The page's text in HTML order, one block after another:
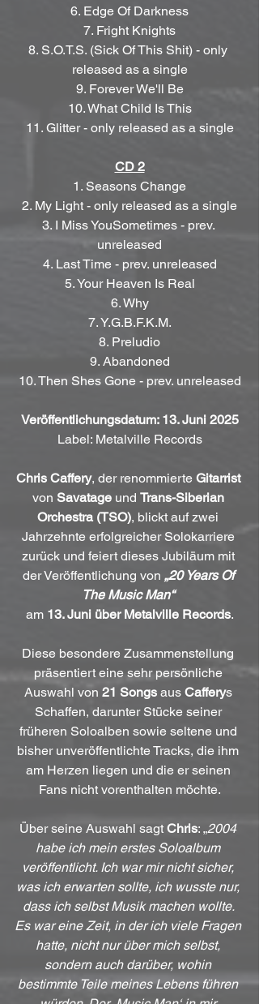
6. Edge Of Darkness
7. Fright Knights
8. S.O.T.S. (Sick Of This Shit) - only
released as a single
9. Forever We'll Be
10. What Child Is This
11. Glitter - only released as a single
CD 2
1. Seasons Change
2. My Light - only released as a single
3. I Miss YouSometimes - prev.
unreleased
4. Last Time - prev. unreleased
5. Your Heaven Is Real
6. Why
7. Y.G.B.F.K.M.
8. Preludio
9. Abandoned
10. Then Shes Gone - prev. unreleased
Veröffentlichungsdatum: 13. Juni 2025
Label: Metalville Records
Chris Caffery, der renommierte Gitarrist
von Savatage und Trans-Siberian
Orchestra (TSO), blickt auf zwei
Jahrzehnte erfolgreicher Solokarriere
zurück und feiert dieses Jubiläum mit
der Veröffentlichung von „20 Years Of
The Music Man“
am 13. Juni über Metalville Records.
Diese besondere Zusammenstellung
präsentiert eine sehr persönliche
Auswahl von 21 Songs aus Cafferys
Schaffen, darunter Stücke seiner
früheren Soloalben sowie seltene und
bisher unveröffentlichte Tracks, die ihm
am Herzen liegen und die er seinen
Fans nicht vorenthalten möchte.
Über seine Auswahl sagt Chris: „2004
habe ich mein erstes Soloalbum
veröffentlicht. Ich war mir nicht sicher,
was ich erwarten sollte, ich wusste nur,
dass ich selbst Musik machen wollte.
Es war eine Zeit, in der ich viele Fragen
hatte, nicht nur über mich selbst,
sondern auch darüber, wohin
bestimmte Teile meines Lebens führen